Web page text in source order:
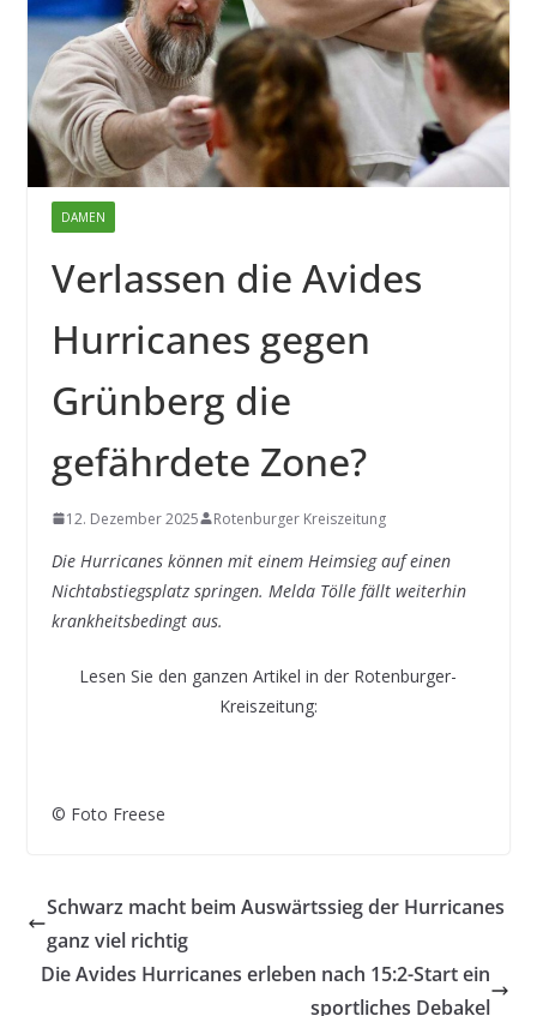
DAMEN
Verlassen die Avides
Hurricanes gegen
Grünberg die
gefährdete Zone?
12. Dezember 2025 Rotenburger Kreiszeitung
Die Hurricanes können mit einem Heimsieg auf einen
Nichtabstiegsplatz springen. Melda Tölle fällt weiterhin
krankheitsbedingt aus.
Lesen Sie den ganzen Artikel in der Rotenburger-
Kreiszeitung:
© Foto Freese
Schwarz macht beim Auswärtssieg der Hurricanes
ganz viel richtig
Die Avides Hurricanes erleben nach 15:2-Start ein
sportliches Debakel